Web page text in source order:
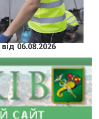
06.08.2026